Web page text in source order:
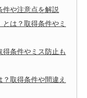
や注意点を解説
とは？取得条件やミ
得条件やミス防止も
？取得条件や間違え